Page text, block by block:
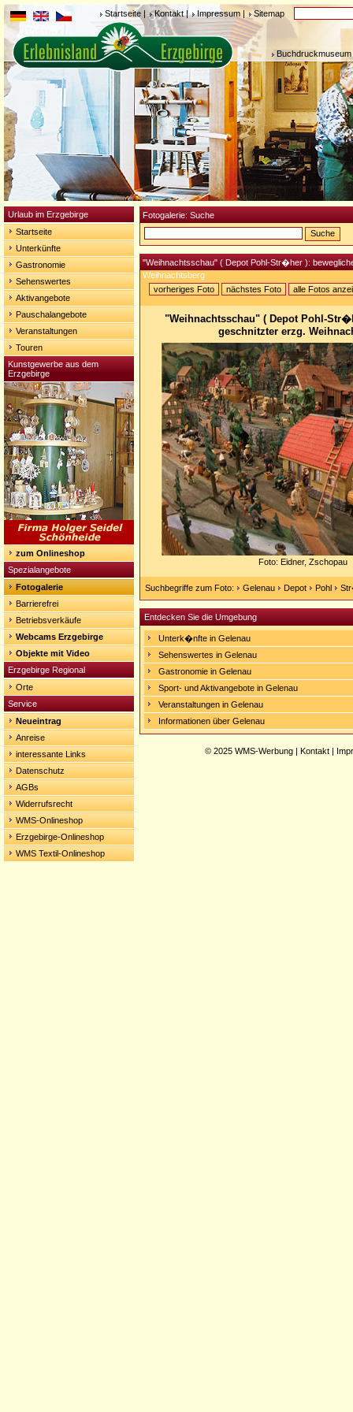
Startseite | Kontakt | Impressum | Sitemap
Urlaub im Erzgebirge
Startseite
Unterkünfte
Gastronomie
Sehenswertes
Aktivangebote
Pauschalangebote
Veranstaltungen
Touren
Kunstgewerbe aus dem
Erzgebirge
zum Onlineshop
Spezialangebote
Fotogalerie
Barrierefrei
Betriebsverkäufe
Webcams Erzgebirge
Objekte mit Video
Erzgebirge Regional
Orte
Service
Neueintrag
Anreise
interessante Links
Datenschutz
AGBs
Widerrufsrecht
WMS-Onlineshop
Erzgebirge-Onlineshop
WMS Textil-Onlineshop
Fotogalerie: Suche
"Weihnachtsschau" ( Depot Pohl-Str�her ):
Weihnachtsberg
vorheriges Foto
nächstes Foto alle Fotos
"Weihnachtsschau" ( Depot Pohl-
geschnitzter erzg.
Foto: Eidner, Zschopau
Suchbegriffe zum Foto: Gelenau Depot Pohl
Entdecken Sie die Umgebung
Unterk�nfte in Gelenau
Sehenswertes in Gelenau
Gastronomie in Gelenau
Sport- und Aktivangebote in Gelenau
Veranstaltungen in Gelenau
Informationen über Gelenau
© 2025 WMS-Werbung | Kontakt |